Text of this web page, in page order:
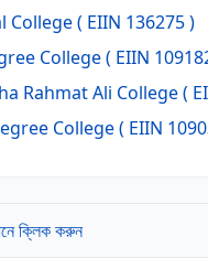
College( EIIN 136275 )
College( EIIN
Rahmat Ali College(
College( EIIN
ক্লিক করুন